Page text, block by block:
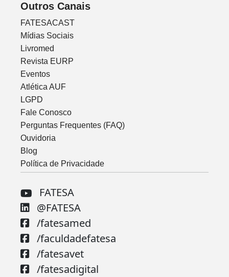
Outros Canais
FATESACAST
Mídias Sociais
Livromed
Revista EURP
Eventos
Atlética AUF
LGPD
Fale Conosco
Perguntas Frequentes (FAQ)
Ouvidoria
Blog
Política de Privacidade
FATESA
@FATESA
/fatesamed
/faculdadefatesa
/fatesavet
/fatesadigital